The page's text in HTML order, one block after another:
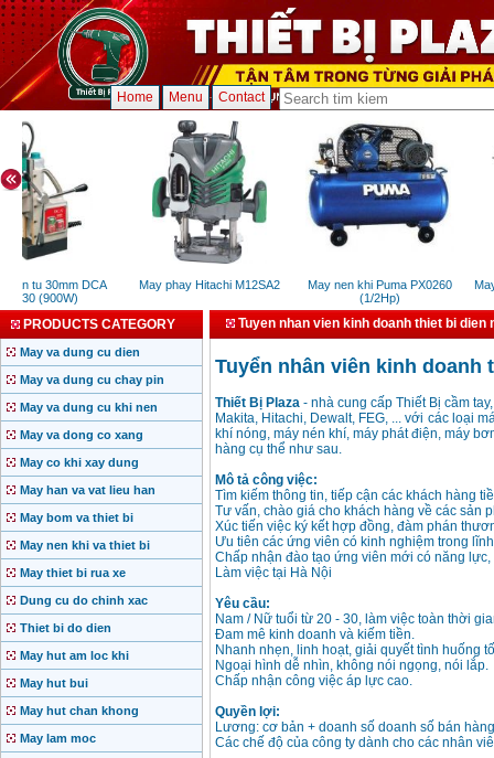
Home Menu Contact
tu 30mm DCA
(900W)
May phay Hitachi M12SA2
May nen khi Puma PX0260
(1/2Hp)
PRODUCTS CATEGORY
May va dung cu dien
May va dung cu chay pin
May va dung cu khi nen
May va dong co xang
May co khi xay dung
May han va vat lieu han
May bom va thiet bi
May nen khi va thiet bi
May thiet bi rua xe
Dung cu do chinh xac
Thiet bi do dien
May hut am loc khi
May hut bui
May hut chan khong
May lam moc
Tuyen nhan vien kinh doanh thiet bi dien
Tuyển nhân viên kinh doanh
Thiết Bị Plaza - nhà cung cấp Thiết Bị cầm
Makita, Hitachi, Dewalt, FEG, ... với các loại
khí nóng, máy nén khí, máy phát điện, máy
hàng cụ thể như sau.
Mô tả công việc:
Tìm kiếm thông tin, tiếp cận các khách hàng
Tư vấn, chào giá cho khách hàng về các sản
Xúc tiến việc ký kết hợp đồng, đàm phán
Ưu tiên các ứng viên có kinh nghiệm trong
Chấp nhận đào tạo ứng viên mới có năng
Làm việc tại Hà Nội
Yêu cầu:
Nam / Nữ tuổi từ 20 - 30, làm việc toàn thời
Đam mê kinh doanh và kiếm tiền.
Nhanh nhẹn, linh hoạt, giải quyết tình huống
Ngoại hình dễ nhìn, không nói ngọng, nói lắp.
Chấp nhận công việc áp lực cao.
Quyền lợi:
Lương: cơ bản + doanh số doanh số bán
Các chế độ của công ty dành cho các nhân